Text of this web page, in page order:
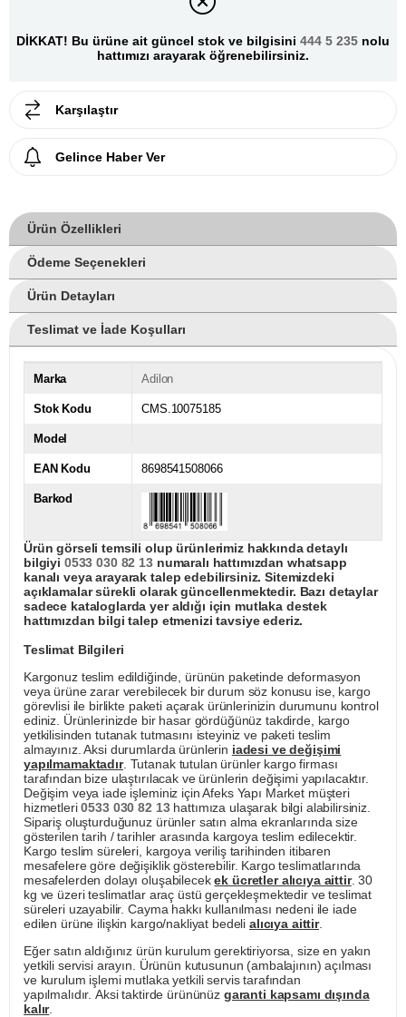
DİKKAT! Bu ürüne ait güncel stok ve bilgisini 444 5 235 nolu
hattımızı arayarak öğrenebilirsiniz.
Karşılaştır
Gelince Haber Ver
Ürün Özellikleri
Ödeme Seçenekleri
Ürün Detayları
Teslimat ve İade Koşulları
Marka Adilon
Stok Kodu CMS.10075185
Model
EAN Kodu 8698541508066
Barkod
Ürün görseli temsili olup ürünlerimiz hakkında detaylı
bilgiyi 0533 030 82 13numaralı hattımızdan whatsapp
kanalı veya arayarak talep edebilirsiniz. Sitemizdeki
açıklamalar sürekli olarak güncellenmektedir. Bazı detaylar
sadece kataloglarda yer aldığı için mutlaka destek
hattımızdan bilgi talep etmenizi tavsiye ederiz.
Teslimat Bilgileri
Kargonuz teslim edildiğinde, ürünün paketinde deformasyon
veya ürüne zarar verebilecek bir durum söz konusu ise, kargo
görevlisi ile birlikte paketi açarak ürünlerinizin durumunu kontrol
ediniz. Ürünlerinizde bir hasar gördüğünüz takdirde, kargo
yetkilisinden tutanak tutmasını isteyiniz ve paketi teslim
almayınız. Aksi durumlarda ürünlerin iadesi ve değişimi
yapılmamaktadır. Tutanak tutulan ürünler kargo firması
tarafından bize ulaştırılacak ve ürünlerin değişimi yapılacaktır.
Değişim veya iade işleminiz için Afeks Yapı Market müşteri
hizmetleri0533 030 82 13hattımıza ulaşarak bilgi alabilirsiniz.
Sipariş oluşturduğunuz ürünler satın alma ekranlarında size
gösterilen tarih / tarihler arasında kargoya teslim edilecektir.
Kargo teslim süreleri, kargoya veriliş tarihinden itibaren
mesafelere göre değişiklik gösterebilir. Kargo teslimatlarında
mesafelerden dolayı oluşabilecekek ücretler alıcıya aittir. 30
kg ve üzeri teslimatlar araç üstü gerçekleşmektedir ve teslimat
süreleri uzayabilir. Cayma hakkı kullanılması nedeni ile iade
edilen ürüne ilişkin kargo/nakliyat bedeli alıcıya aittir.
Eğer satın aldığınız ürün kurulum gerektiriyorsa, size en yakın
yetkili servisi arayın. Ürünün kutusunun (ambalajının) açılması
ve kurulum işlemi mutlaka yetkili servis tarafından
yapılmalıdır. Aksi taktirde ürününüz garanti kapsamı dışında
kalır.